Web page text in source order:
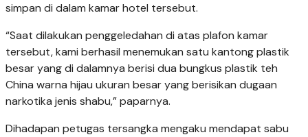
simpan di dalam kamar hotel tersebut.
“Saat dilakukan penggeledahan di atas plafon kamar
tersebut, kami berhasil menemukan satu kantong plastik
besar yang di dalamnya berisi dua bungkus plastik teh
China warna hijau ukuran besar yang berisikan dugaan
narkotika jenis shabu,” paparnya.
Dihadapan petugas tersangka mengaku mendapat sabu